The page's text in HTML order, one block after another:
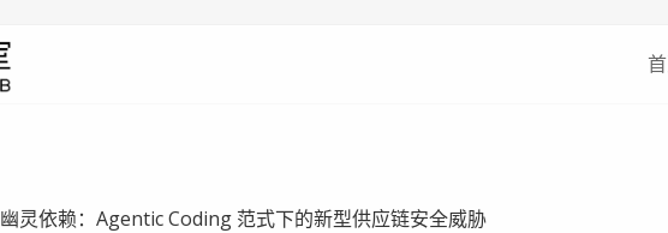
幽灵依赖：Agentic Coding 范式下的新型供应链安全威胁